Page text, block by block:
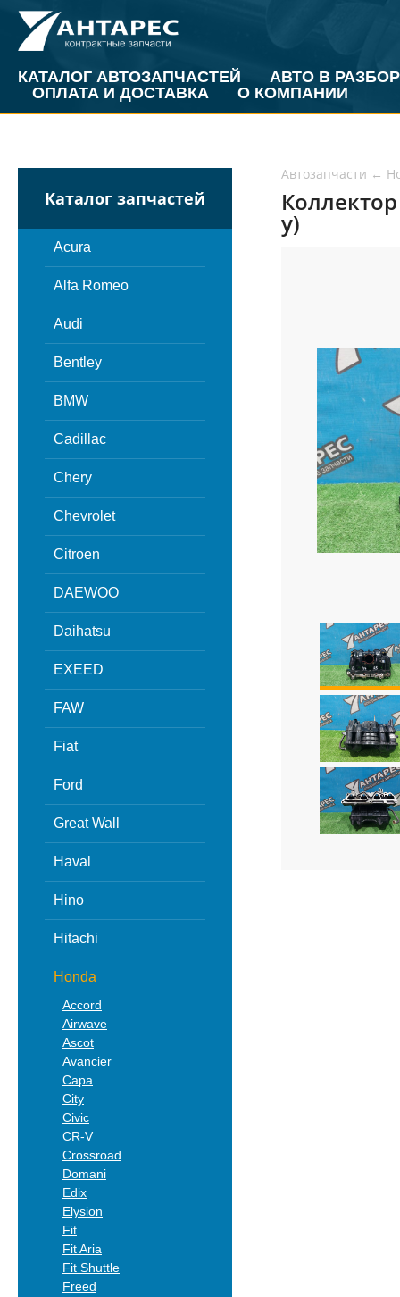
КАТАЛОГ АВТОЗАПЧАСТЕЙ
АВТО В РАЗБОР
ОПЛАТА И ДОСТАВКА
О КОМПАНИИ
Каталог запчастей
Acura
Alfa Romeo
Audi
Bentley
BMW
Cadillac
Chery
Chevrolet
Citroen
DAEWOO
Daihatsu
EXEED
FAW
Fiat
Ford
Great Wall
Haval
Hino
Hitachi
Honda
Accord
Airwave
Ascot
Avancier
Capa
City
Civic
CR-V
Crossroad
Domani
Edix
Elysion
Fit
Fit Aria
Fit Shuttle
Freed
Автозапчасти ←
у)